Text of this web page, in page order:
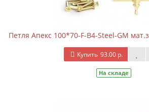
Петля Апекс 100*70-F-B4-Steel-GM
Купить 93.00 р.
На складе